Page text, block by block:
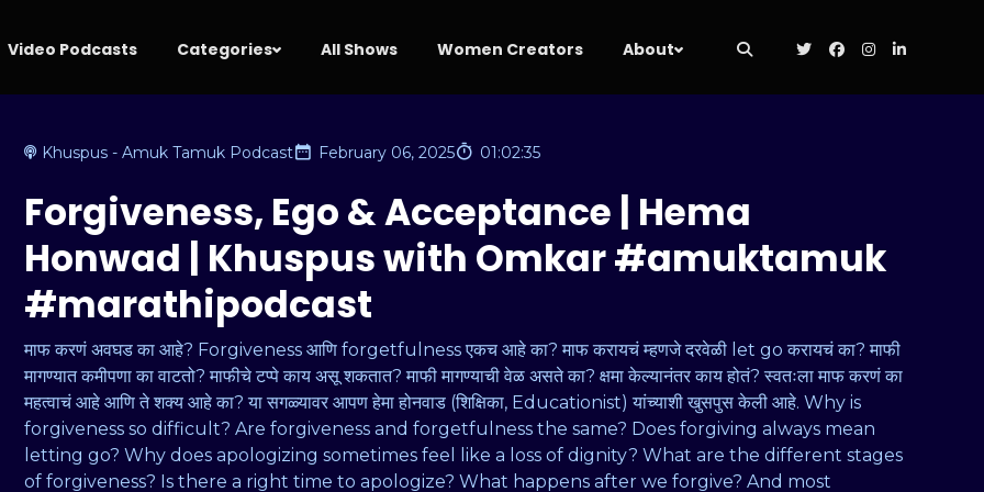
Video Podcasts Categories All Shows Women Creators About
Khuspus - Amuk Tamuk Podcast February 06, 2025 01:02:35
Forgiveness, Ego & Acceptance | Hema
Honwad | Khuspus with Omkar #amuktamuk
#marathipodcast
माफ करणं अवघड का आहे? Forgiveness आणि forgetfulness एकच आहे का? माफ करायचं म्हणजे दरवेळी let go करायचं का? माफी
मागण्यात कमीपणा का वाटतो? माफीचे टप्पे काय असू शकतात? माफी मागण्याची वेळ असते का? क्षमा केल्यानंतर काय होतं? स्वतःला माफ करणं का
महत्वाचं आहे आणि ते शक्य आहे का? या सगळ्यावर आपण हेमा होनवाड (शिक्षिका, Educationist) यांच्याशी खुसपुस केली आहे. Why is
forgiveness so difficult? Are forgiveness and forgetfulness the same? Does forgiving always mean
letting go? Why does apologizing sometimes feel like a loss of dignity? What are the different stages
of forgiveness? Is there a right time to apologize? What happens after we forgive? And most